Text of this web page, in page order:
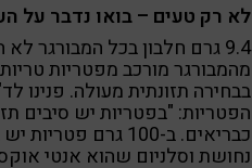
לא רק טעים – בואו נדבר על
מהמבורגר מורכב מפטריות
בבחירה תזונתית מעולה. פנינו
הפטריות: "בפטריות יש סיבים
נחושת וסלניום שהוא אנטי